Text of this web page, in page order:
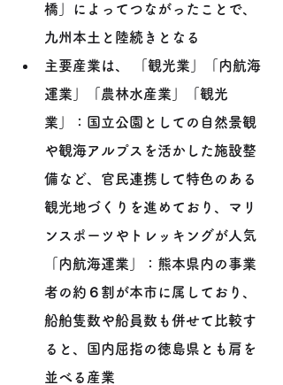
橋」によってつながったことで、
九州本土と陸続きとなる
主要産業は、 「観光業」「内航海
運業」「農林水産業」「観光
業」：国立公園としての自然景観
や観海アルプスを活かした施設整
備など、官民連携して特色のある
観光地づくりを進めており、マリ
ンスポーツやトレッキングが人気
「内航海運業」：熊本県内の事業
者の約６割が本市に属しており、
船舶隻数や船員数も併せて比較す
ると、国内屈指の徳島県とも肩を
並べる産業